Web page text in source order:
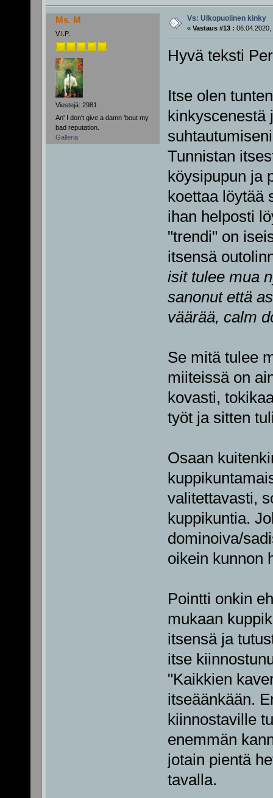
Ms. M
V.I.P.
Viestejä: 2981
An' I don't give a damn 'bout my
bad reputation.
Galleria
Vs: Ulkopuolinen kinky
« Vastaus #13 : 06.04.2020,
Hyvä teksti
Itse olen
kinkyscenestä
Tunnistan
köysipupun ja
koettaa löytää
ihan helposti
"trendi" on
itsensä
isit tulee mua
sanonut että
väärää, calm
Se mitä tulee
miiteissä on
kovasti,
työt ja sitten
Osaan
valitettavasti,
kuppikuntia.
dominoiva/
oikein kunnon
Pointti onkin
mukaan
itsensä ja
itse
"Kaikkien
itseäänkään.
kiinnostaville
enemmän
jotain pientä
tavalla.